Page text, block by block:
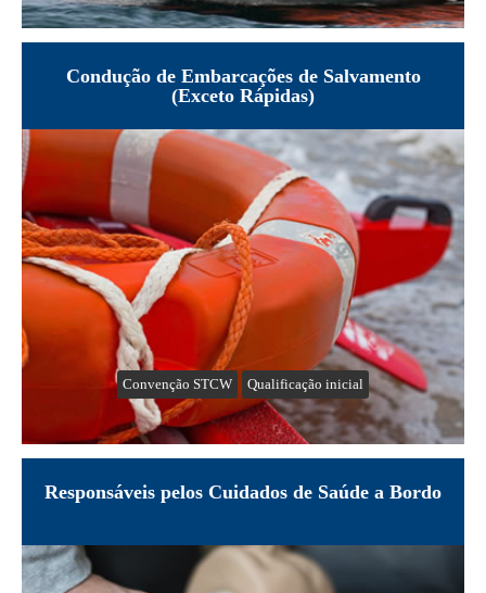
Condução de Embarcações de Salvamento
(Exceto Rápidas)
Convenção STCW Qualificação inicial
Responsáveis pelos Cuidados de Saúde a Bordo